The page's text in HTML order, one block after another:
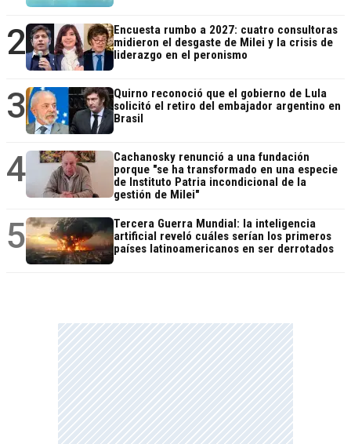
2
Encuesta rumbo a 2027: cuatro consultoras
midieron el desgaste de Milei y la crisis de
liderazgo en el peronismo
3
Quirno reconoció que el gobierno de Lula
solicitó el retiro del embajador argentino en
Brasil
4
Cachanosky renunció a una fundación
porque "se ha transformado en una especie
de Instituto Patria incondicional de la
gestión de Milei"
5
Tercera Guerra Mundial: la inteligencia
artificial reveló cuáles serían los primeros
países latinoamericanos en ser derrotados